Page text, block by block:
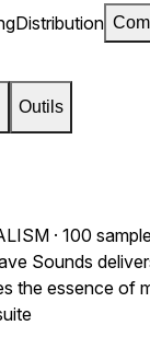
Distribution
Outils
· 100
Sounds
the essence of
ignite any